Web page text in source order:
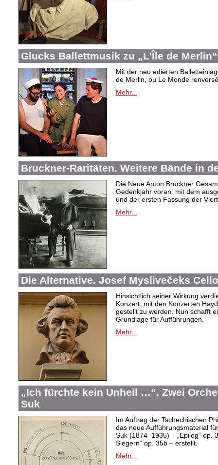
Glucks Ballettmusik zu „L’Île de Merlin“
Mit der neu edierten
de Merlin, ou Le Monde
Mehr...
Bruckner-Raritäten. Weitere Bände in
Die Neue Anton Bruckner
Gedenkjahr voran: mit dem
und der ersten Fassung der
Mehr...
Die Alternative. Josef Myslivečeks
Hinsichtlich seiner Wirkung
Konzert, mit den Konzerten
gestellt zu werden. Nun schafft
Grundlage für Aufführungen.
Mehr...
„Ich fürchte kein Unheil …“. Zwei
Suk
Im Auftrag der Tschechischen
das neue Aufführungsmaterial
Suk (1874–1935) – „Epilog“ op.
Siegern“ op. 35b – erstellt.
Mehr...